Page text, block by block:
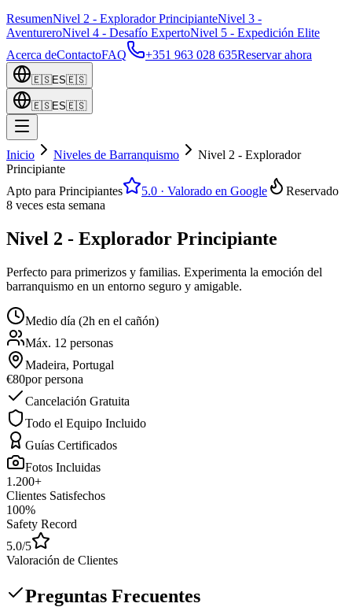
ResumenNivel 2 - Explorador PrincipianteNivel 3 -
AventureroNivel 4 - Desafío ExpertoNivel 5 - Expedición Elite
Acerca deContactoFAQ +351 963 028 635Reservar ahora
🇪🇸ES🇪🇸
🇪🇸ES🇪🇸
Inicio Niveles de Barranquismo
Nivel 2 - Explorador
Principiante
Apto para Principiantes
5.0 · Valorado en Google
Reservado
8 veces esta semana
Nivel 2 - Explorador Principiante
Perfecto para primerizos y familias. Experimenta la emoción del
barranquismo en un entorno seguro y amigable.
Medio día (2h en el cañón)
Máx. 12 personas
Madeira, Portugal
€80por persona
Cancelación Gratuita
Todo el Equipo Incluido
Guías Certificados
Fotos Incluidas
1.200+
Clientes Satisfechos
100%
Safety Record
5.0/5
Valoración de Clientes
Preguntas Frecuentes